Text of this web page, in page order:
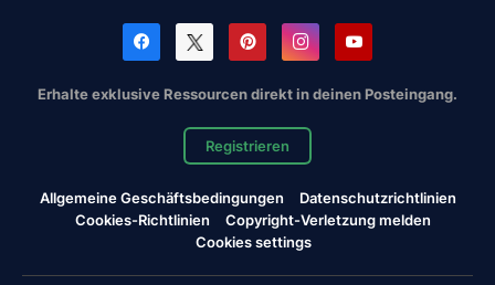
Erhalte exklusive Ressourcen direkt in deinen Posteingang.
Registrieren
Allgemeine Geschäftsbedingungen
Datenschutzrichtlinien
Cookies-Richtlinien
Copyright-Verletzung melden
Cookies settings